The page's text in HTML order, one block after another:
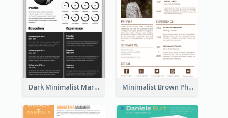
Dark Minimalist Marketing Manager Resume Minimalist Brown Photography Resume